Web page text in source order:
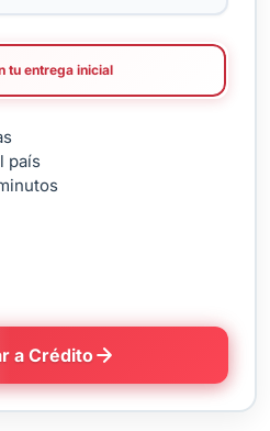
tu entrega inicial
país
a Crédito